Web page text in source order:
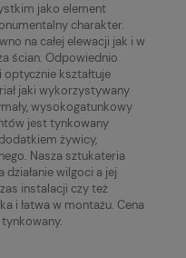
jako element
charakter.
na całej elewacji jak i w
ścian. Odpowiednio
kształtuje
jaki wykorzystywany
wysokogatunkowy
jest tynkowany
żywicy,
Nasza sztukateria
wilgoci a jej
instalacji czy też
i łatwa w montażu. Cena